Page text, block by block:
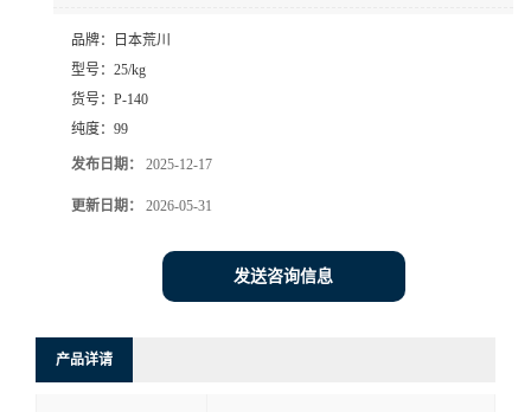
品牌：
日本荒川
型号： 25/kg
货号： P-140
纯度： 99
发布日期： 2025-12-17
更新日期： 2026-05-31
发送咨询信息
产品详请